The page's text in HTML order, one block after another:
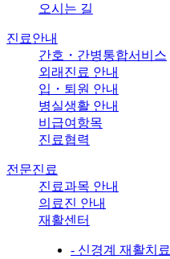
오시는 길
진료안내
간호・간병통합서비스
외래진료 안내
입・퇴원 안내
병실생활 안내
비급여항목
진료협력
전문진료
진료과목 안내
의료진 안내
재활센터
- 신경계 재활치료